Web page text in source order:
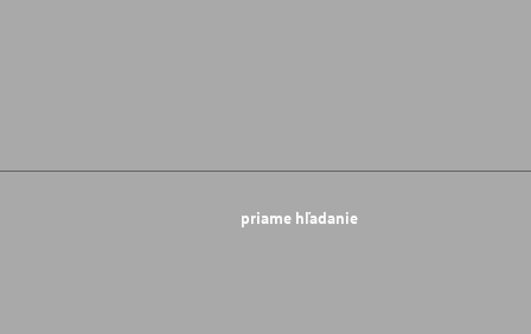
priame hľadanie